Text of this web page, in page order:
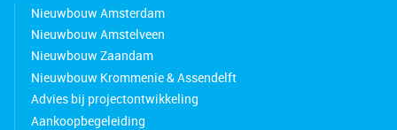
Nieuwbouw Amsterdam
Nieuwbouw Amstelveen
Nieuwbouw Zaandam
Nieuwbouw Krommenie & Assendelft
Advies bij projectontwikkeling
Aankoopbegeleiding